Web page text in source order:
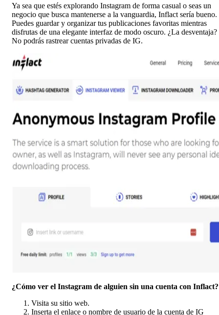
Ya sea que estés explorando Instagram de forma casual o seas un
negocio que busca mantenerse a la vanguardia, Inflact sería bueno.
Puedes guardar y organizar tus publicaciones favoritas mientras
disfrutas de una elegante interfaz de modo oscuro. ¿La desventaja?
No podrás rastrear cuentas privadas de IG.
¿Cómo ver el Instagram de alguien sin una cuenta con Inflact?
Visita su sitio web.
Inserta el enlace o nombre de usuario de la cuenta de IG